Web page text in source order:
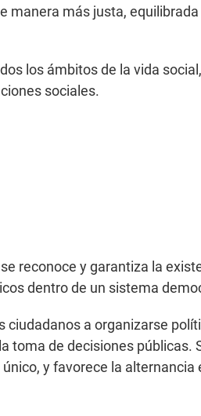
manera más justa, equilibrada
los ámbitos de la vida
sociales.
reconoce y garantiza la
dentro de un sistema
ciudadanos a organizarse
toma de decisiones públicas.
y favorece la alternancia